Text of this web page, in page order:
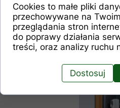
Trzy bolce
Cookies to małe pliki
przechowywane na
przeglądania stron
do poprawy działania
treści, oraz analizy ruchu
Dostosuj